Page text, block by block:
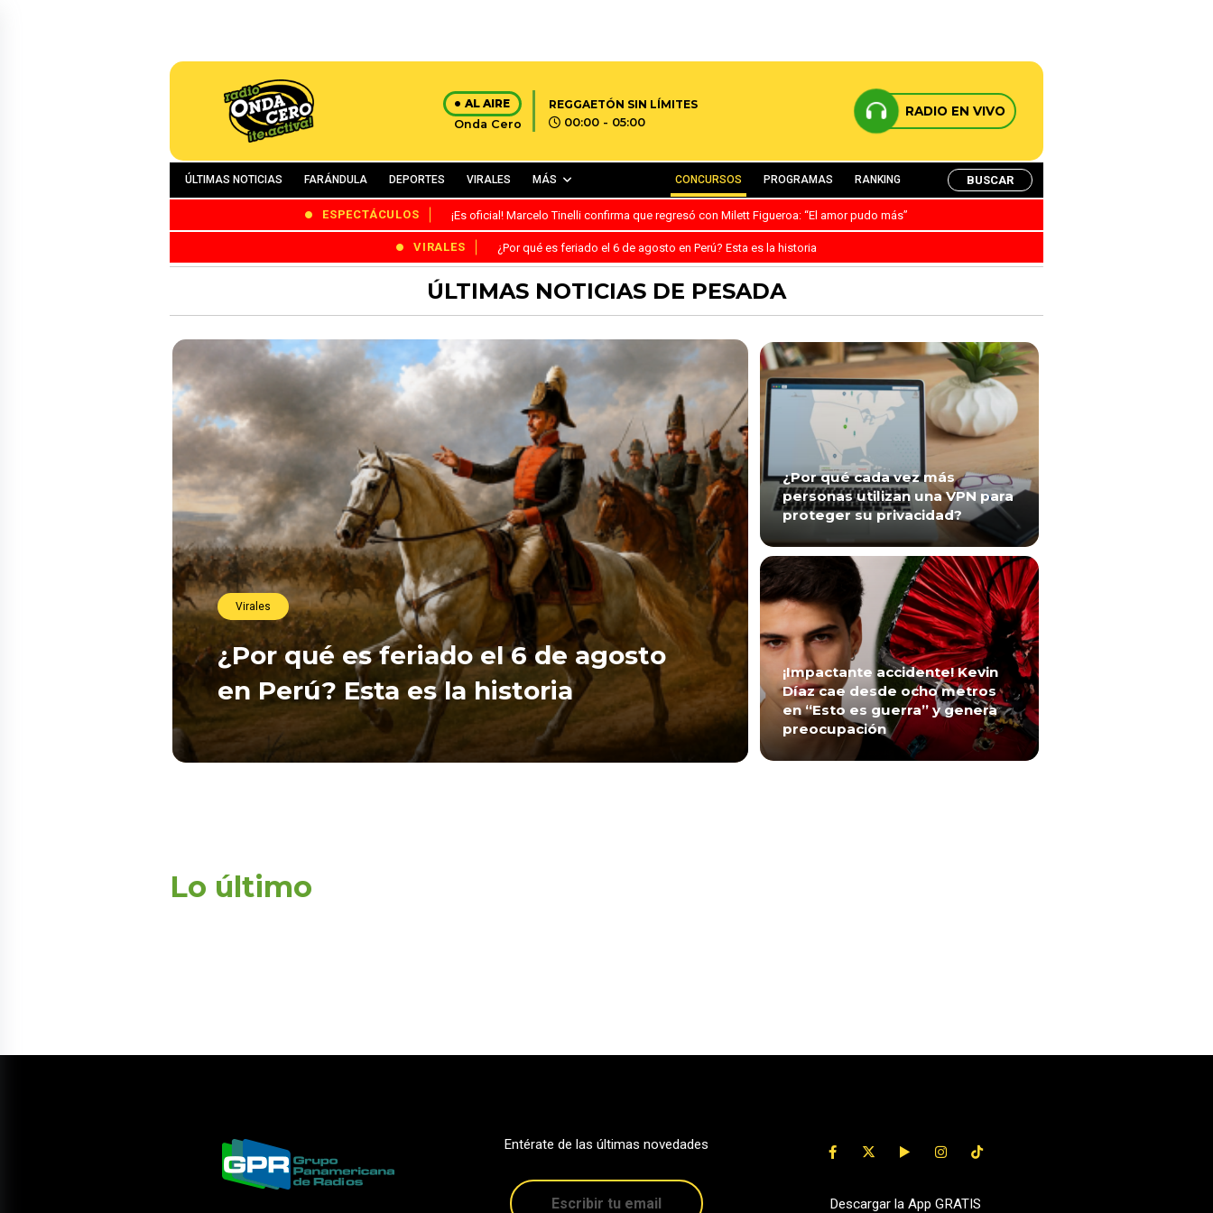
AL AIRE
Onda Cero
REGGAETÓN SIN LÍMITES
00:00 - 05:00
RADIO EN VIVO
ÚLTIMAS NOTICIAS FARÁNDULA DEPORTES VIRALES MÁS CONCURSOS PROGRAMAS RANKING BUSCAR
ESPECTÁCULOS ¡Es oficial! Marcelo Tinelli confirma que regresó con Milett Figueroa: “El amor pudo más”
VIRALES ¿Por qué es feriado el 6 de agosto en Perú? Esta es la historia
ÚLTIMAS NOTICIAS DE PESADA
Virales
¿Por qué es feriado el 6 de agosto
en Perú? Esta es la historia
¿Por qué cada vez más
personas utilizan una VPN para
proteger su privacidad?
¡Impactante accidente! Kevin
Díaz cae desde ocho metros
en “Esto es guerra” y genera
preocupación
Lo último
Entérate de las últimas novedades
Descargar la App GRATIS